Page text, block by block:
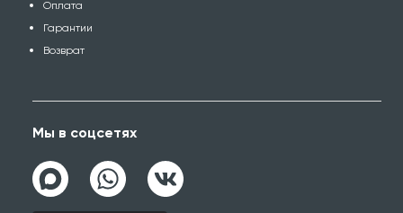
Оплата
Гарантии
Возврат
Мы в соцсетях